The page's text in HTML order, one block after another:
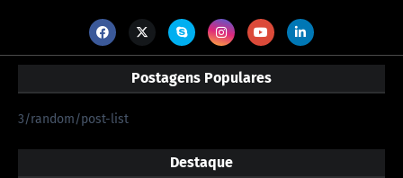
Postagens Populares
3/random/post-list
Destaque